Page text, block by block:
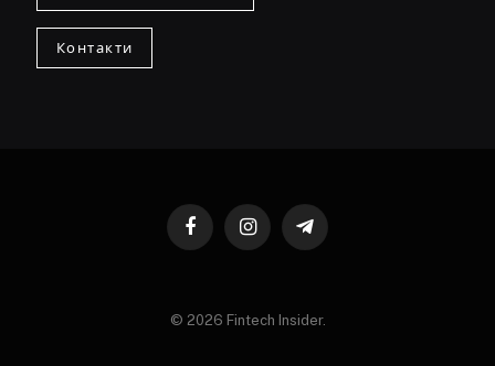
Контакти
FacebookInstagramTelegram
© 2026 Fintech Insider.